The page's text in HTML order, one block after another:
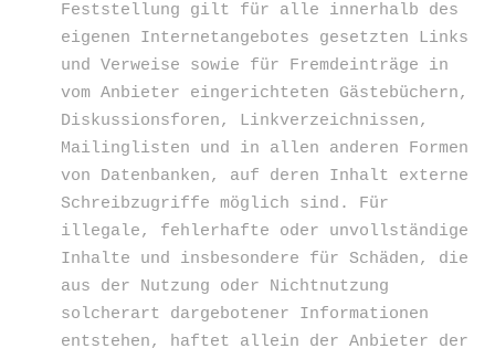
Feststellung gilt für alle innerhalb des
eigenen Internetangebotes gesetzten Links
und Verweise sowie für Fremdeinträge in
vom Anbieter eingerichteten Gästebüchern,
Diskussionsforen, Linkverzeichnissen,
Mailinglisten und in allen anderen Formen
von Datenbanken, auf deren Inhalt externe
Schreibzugriffe möglich sind. Für
illegale, fehlerhafte oder unvollständige
Inhalte und insbesondere für Schäden, die
aus der Nutzung oder Nichtnutzung
solcherart dargebotener Informationen
entstehen, haftet allein der Anbieter der